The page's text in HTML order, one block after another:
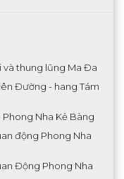
và thung lũng Ma Đa
Đường - hang Tám
Nha Kẻ Bàng
động Phong Nha
Động Phong Nha